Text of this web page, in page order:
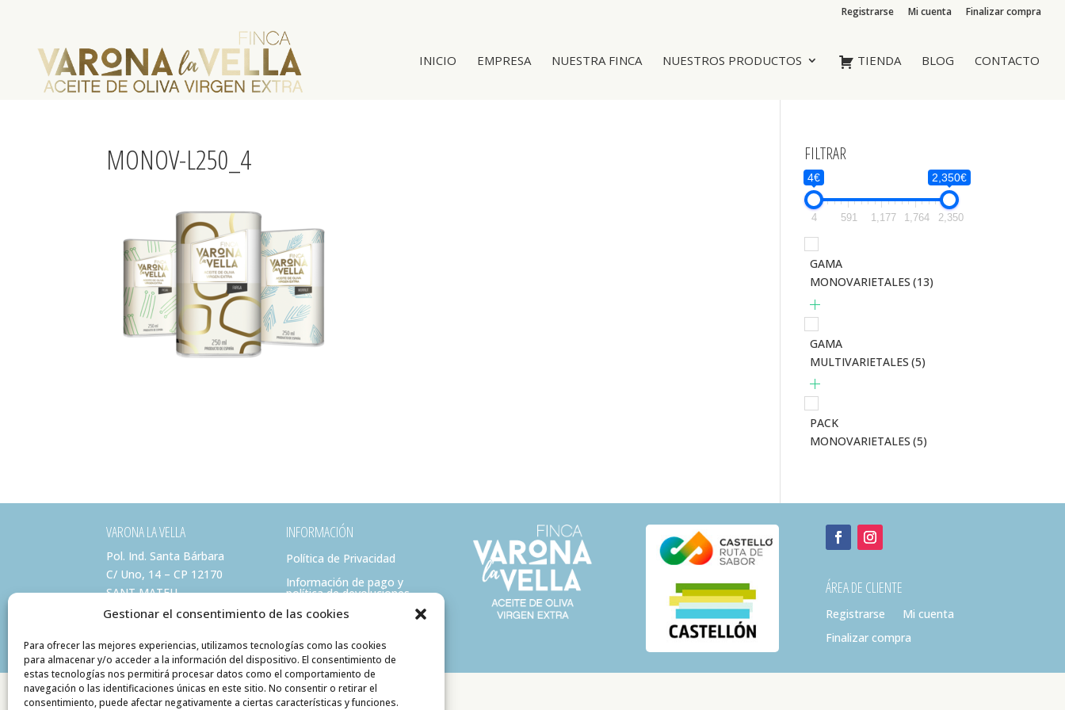
Gestionar el consentimiento de las cookies
Para ofrecer las mejores experiencias, utilizamos tecnologías como las cookies
para almacenar y/o acceder a la información del dispositivo. El consentimiento de
estas tecnologías nos permitirá procesar datos como el comportamiento de
navegación o las identificaciones únicas en este sitio. No consentir o retirar el
consentimiento, puede afectar negativamente a ciertas características y funciones.
Registrarse Mi cuenta Finalizar compra
INICIO EMPRESA NUESTRA FINCA NUESTROS PRODUCTOS TIENDA BLOG CONTACTO
MONOV-L250_4 FILTRAR
4€ 2,350€
4 591 1,177 1,764 2,350
GAMA
MONOVARIETALES (13)
GAMA
MULTIVARIETALES (5)
PACK
MONOVARIETALES (5)
VARONA LA VELLA
Pol. Ind. Santa Bárbara
C/ Uno, 14 – CP 12170
SANT MATEU
(Castellón)
INFORMACIÓN
Política de Privacidad
Información de pago y
política de devoluciones ÁREA DE CLIENTE
Registrarse
Mi cuenta
Finalizar compra